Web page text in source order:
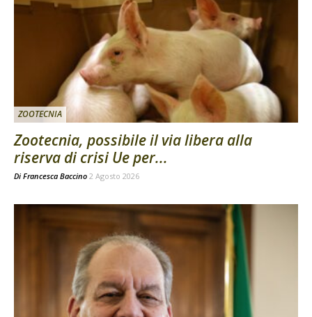
ZOOTECNIA
Zootecnia, possibile il via libera alla
riserva di crisi Ue per...
Di Francesca Baccino 2 Agosto 2026